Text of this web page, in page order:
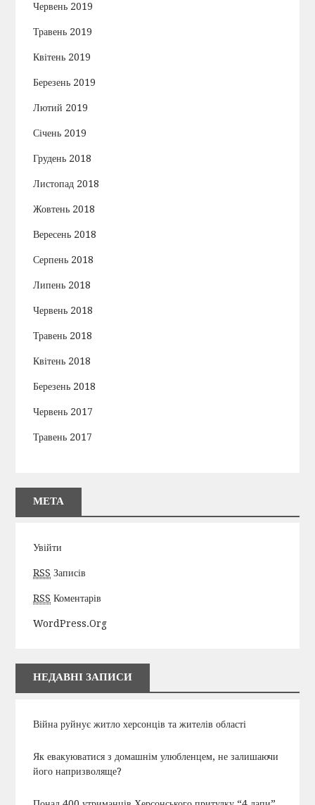
Червень 2019
Травень 2019
Квітень 2019
Березень 2019
Лютий 2019
Січень 2019
Грудень 2018
Листопад 2018
Жовтень 2018
Вересень 2018
Серпень 2018
Липень 2018
Червень 2018
Травень 2018
Квітень 2018
Березень 2018
Червень 2017
Травень 2017
МЕТА
Увійти
RSS Записів
RSS Коментарів
WordPress.org
НЕДАВНІ ЗАПИСИ
Війна руйнує житло херсонців та жителів області
Як евакуюватися з домашнім улюбленцем, не залишаючи
його напризволяще?